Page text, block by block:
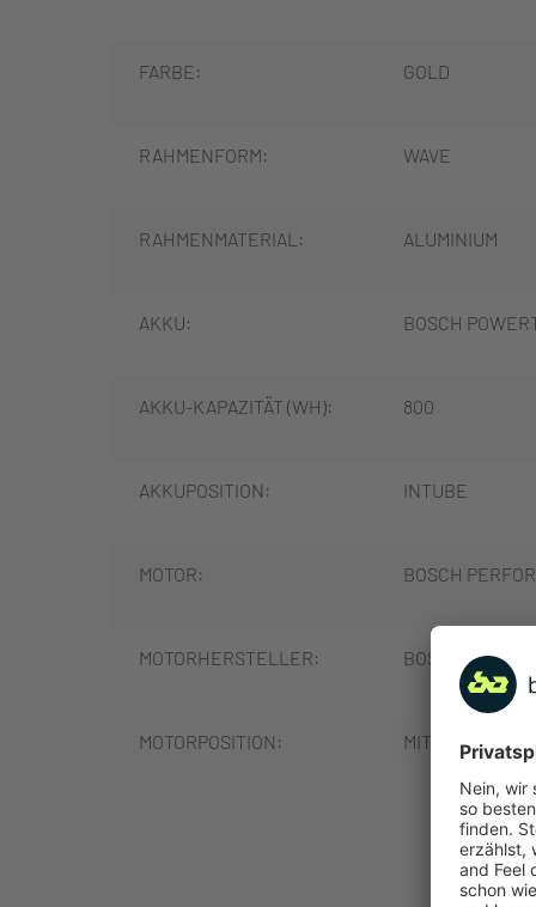
FARBE: GOLD
RAHMENFORM: WAVE
RAHMENMATERIAL: ALUMINIUM
AKKU: BOSCH
AKKU-KAPAZITÄT (WH): 800
AKKUPOSITION: INTUBE
MOTOR: BOSCH
MOTORHERSTELLER: BOSCH
MOTORPOSITION: MITTELMOTOR